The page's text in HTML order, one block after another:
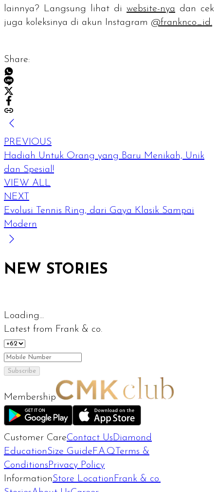
lainnya? Langsung lihat di website-nya dan cek
juga koleksinya di akun Instagram @franknco_id.
Share:
PREVIOUS
Hadiah Untuk Orang yang Baru Menikah, Unik
dan Spesial!
VIEW ALL
NEXT
Evolusi Tennis Ring, dari Gaya Klasik Sampai
Modern
NEW STORIES
Loading...
Latest from Frank & co.
Subscribe
Membership
Customer CareContact Us Diamond
EducationSize Guide F.A.Q Terms &
Conditions Privacy Policy
InformationStore Location Frank & co.